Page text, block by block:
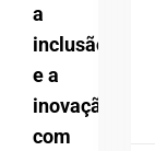
a
inclusão
e a
inovação
com